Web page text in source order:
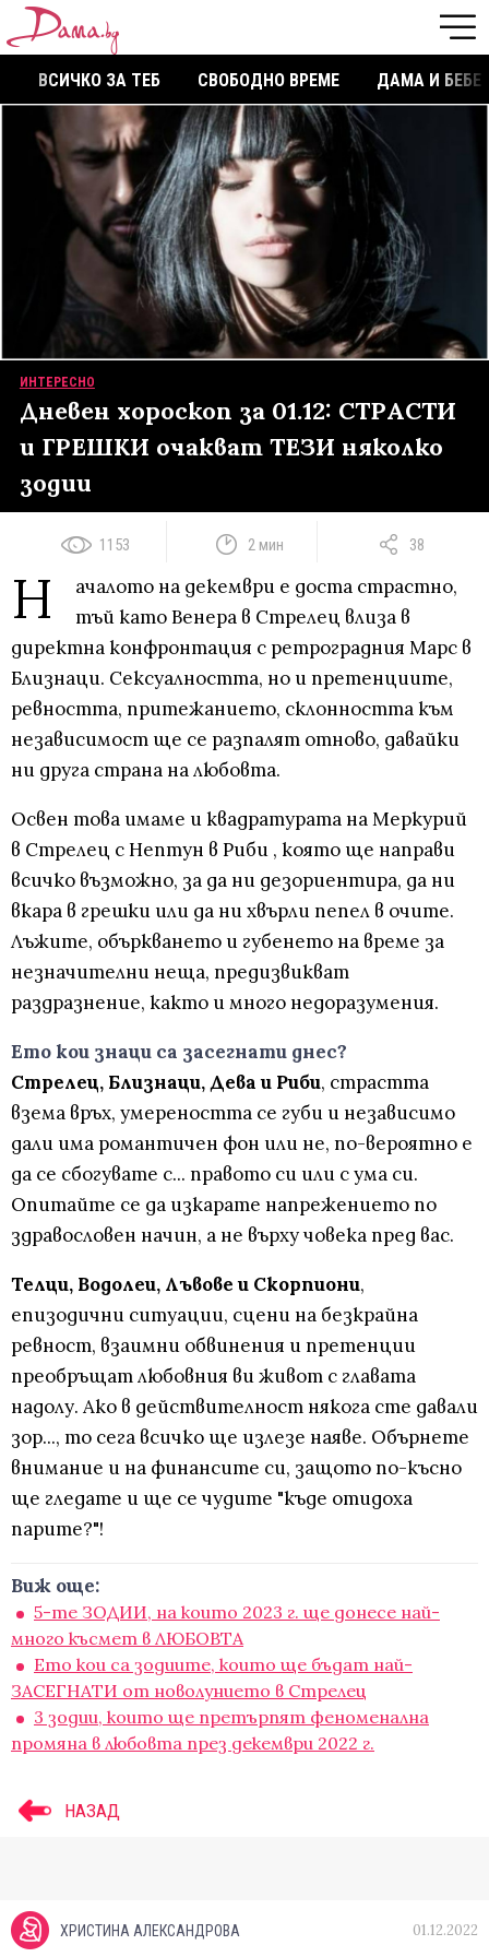
ВСИЧКО ЗА ТЕБ СВОБОДНО ВРЕМЕ ДАМА И БЕБЕ
ИНТЕРЕСНО
Дневен хороскоп за 01.12: СТРАСТИ
и ГРЕШКИ очакват ТЕЗИ няколко
зодии
1153 2 мин 38
Н
ачалото на декември е доста страстно,
тъй като Венера в Стрелец влиза в
директна конфронтация с ретроградния Марс в
Близнаци. Сексуалността, но и претенциите,
ревността, притежанието, склонността към
независимост ще се разпалят отново, давайки
ни друга страна на любовта.
Освен това имаме и квадратурата на Меркурий
в Стрелец с Нептун в Риби , която ще направи
всичко възможно, за да ни дезориентира, да ни
вкара в грешки или да ни хвърли пепел в очите.
Лъжите, объркването и губенето на време за
незначителни неща, предизвикват
раздразнение, както и много недоразумения.
Ето кои знаци са засегнати днес?
Стрелец, Близнаци, Дева и Риби, страстта
взема връх, умереността се губи и независимо
дали има романтичен фон или не, по-вероятно е
да се сбогувате с... правото си или с ума си.
Опитайте се да изкарате напрежението по
здравословен начин, а не върху човека пред вас.
Телци, Водолеи, Лъвове и Скорпиони,
епизодични ситуации, сцени на безкрайна
ревност, взаимни обвинения и претенции
преобръщат любовния ви живот с главата
надолу. Ако в действителност някога сте давали
зор..., то сега всичко ще излезе наяве. Обърнете
внимание и на финансите си, защото по-късно
ще гледате и ще се чудите "къде отидоха
парите?"!
Виж още:
5-те ЗОДИИ, на които 2023 г. ще донесе най-
много късмет в ЛЮБОВТА
Ето кои са зодиите, които ще бъдат най-
ЗАСЕГНАТИ от новолунието в Стрелец
3 зодии, които ще претърпят феноменална
промяна в любовта през декември 2022 г.
НАЗАД
ХРИСТИНА АЛЕКСАНДРОВА 01.12.2022